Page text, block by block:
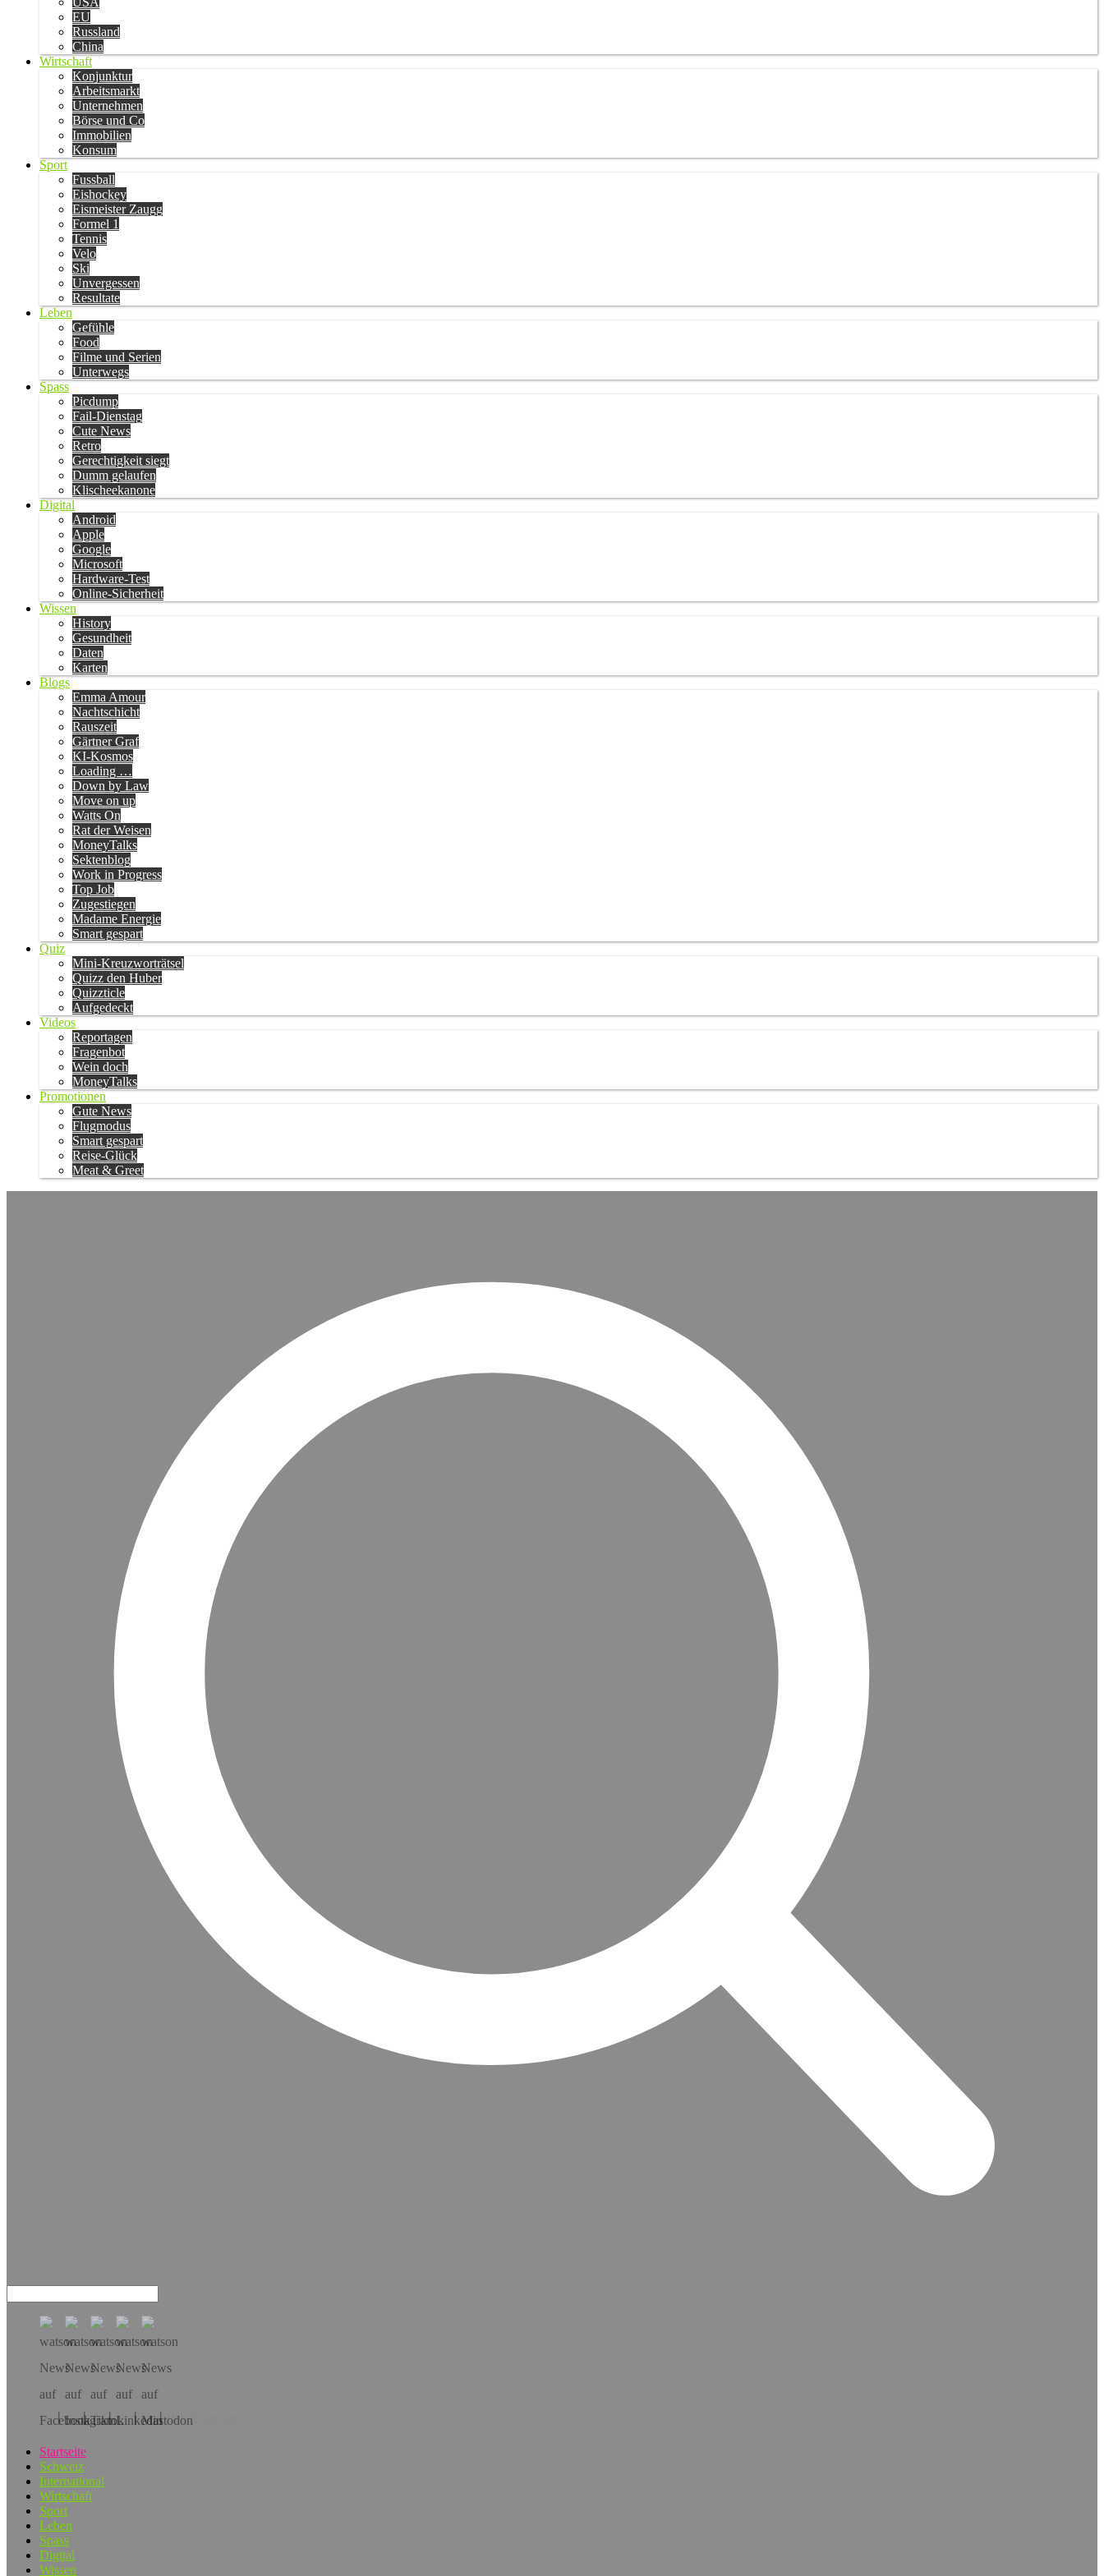
EU
Russland
China
Wirtschaft
Konjunktur
Arbeitsmarkt
Unternehmen
Börse und Co
Immobilien
Konsum
Sport
Fussball
Eishockey
Eismeister Zaugg
Formel 1
Tennis
Velo
Ski
Unvergessen
Resultate
Leben
Gefühle
Food
Filme und Serien
Unterwegs
Spass
Picdump
Fail-Dienstag
Cute News
Retro
Gerechtigkeit siegt
Dumm gelaufen
Klischeekanone
Digital
Android
Apple
Google
Microsoft
Hardware-Test
Online-Sicherheit
Wissen
History
Gesundheit
Daten
Karten
Blogs
Emma Amour
Nachtschicht
Rauszeit
Gärtner Graf
KI-Kosmos
Loading …
Down by Law
Move on up
Watts On
Rat der Weisen
MoneyTalks
Sektenblog
Work in Progress
Top Job
Zugestiegen
Madame Energie
Smart gespart
Quiz
Mini-Kreuzworträtsel
Quizz den Huber
Quizzticle
Aufgedeckt
Videos
Reportagen
Fragenbot
Wein doch
MoneyTalks
Promotionen
Gute News
Flugmodus
Smart gespart
Reise-Glück
Meat & Greet
Hol dir die App!
Startseite
Schweiz
International
Wirtschaft
Sport
Leben
Spass
Digital
Wissen